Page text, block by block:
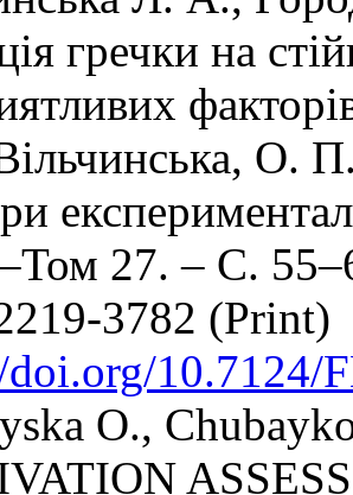
гречки на
О.
27. ‒ С.
3782 (Print)
10.7124/
O.,